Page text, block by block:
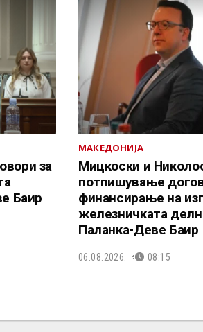
за
Баир
МАКЕДОНИЈА
Мицкоски и
потпишување
финансирање на
железничката
Паланка-Деве Баир
06.08.2026. 08:15